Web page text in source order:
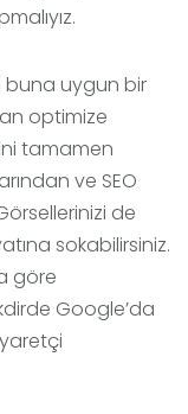
buna uygun bir
optimize
tamamen
ve SEO
de
sokabilirsiniz.
göre
Google’da